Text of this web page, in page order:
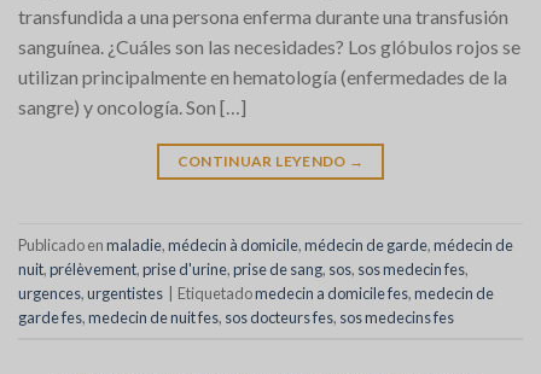
transfundida a una persona enferma durante una transfusión
sanguínea. ¿Cuáles son las necesidades? Los glóbulos rojos se
utilizan principalmente en hematología (enfermedades de la
sangre) y oncología. Son […]
CONTINUAR LEYENDO →
Publicado enmaladie,médecin à domicile,médecin de garde,médecin de
nuit,prélèvement,prise d'urine,prise de sang, sos, sos medecin fes,
urgences,urgentistes Etiquetadomedecin a domicile fes,medecin de
garde fes,medecin de nuit fes, sos docteurs fes, sos medecins fes